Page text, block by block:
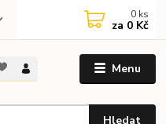
Menu
Hledat
0 ks
za 0 Kč